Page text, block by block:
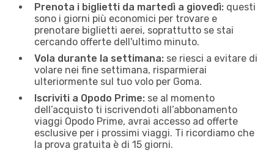
Prenota i biglietti da martedì a giovedì: questi
sono i giorni più economici per trovare e
prenotare biglietti aerei, soprattutto se stai
cercando offerte dell'ultimo minuto.
Vola durante la settimana: se riesci a evitare di
volare nei fine settimana, risparmierai
ulteriormente sul tuo volo per Goma.
Iscriviti a Opodo Prime: se al momento
dell’acquisto ti iscrivendoti all’abbonamento
viaggi Opodo Prime, avrai accesso ad offerte
esclusive per i prossimi viaggi. Ti ricordiamo che
la prova gratuita è di 15 giorni.